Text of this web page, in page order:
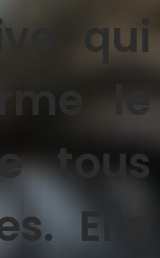
qui
le
tous
Elle